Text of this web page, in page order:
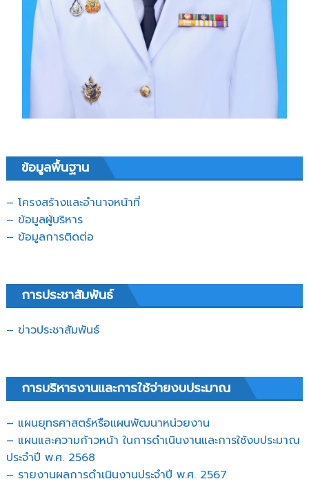
ข้อมูลพื้นฐาน
– โครงสร้างและอำนาจหน้าที่
– ข้อมูลผู้บริหาร
– ข้อมูลการติดต่อ
การประชาสัมพันธ์
– ข่าวประชาสัมพันธ์
การบริหารงานและการใช้จ่ายงบประมาณ
– แผนยุทธศาสตร์หรือแผนพัฒนาหน่วยงาน
– แผนและความก้าวหน้า ในการดำเนินงานและการใช้งบประมาณ
ประจำปี พ.ศ. 2568
– รายงานผลการดำเนินงานประจำปี พ.ศ. 2567